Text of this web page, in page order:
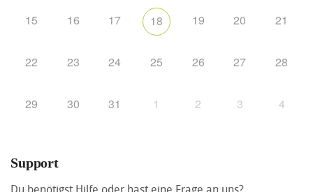
15 16 17 18 19 20 21
22 23 24 25 26 27 28
29 30 31 1 2 3 4
Support
Du benötigst Hilfe oder hast eine Frage an uns?